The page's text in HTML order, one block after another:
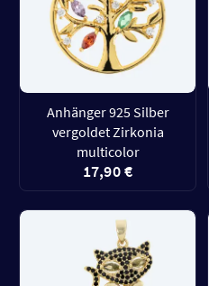
Anhänger 925 Silber
vergoldet Zirkonia
multicolor
17,90 €